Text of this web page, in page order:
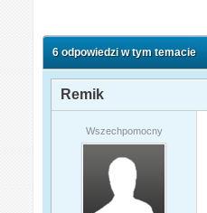
6 odpowiedzi w tym temacie
Remik
Wszechpomocny